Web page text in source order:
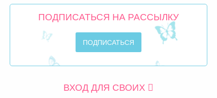
ПОДПИСАТЬСЯ НА РАССЫЛКУ
ВХОД ДЛЯ СВОИХ